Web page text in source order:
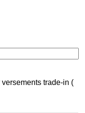
versements trade-in (